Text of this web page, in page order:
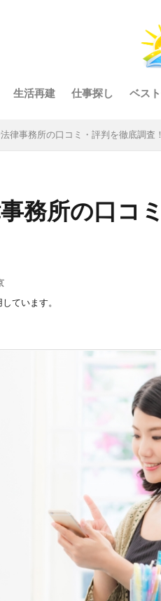
生活再建 仕事探し ベス
律事務所の口コミ・評判を徹底調査！
務所の口コ
ています。